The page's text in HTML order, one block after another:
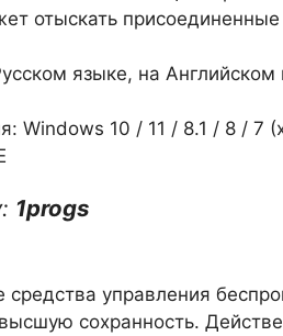
отыскать присоединенные
языке, на Английском
Windows 10 / 11 / 8.1 / 8 / 7
1progs
управления
сохранность.